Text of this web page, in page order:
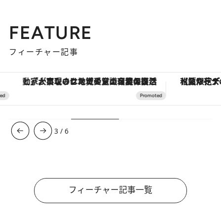
FEATURE
フィーチャー記事
「大事なのは地域の意識を変えること」。ロレックス賞受賞の自然保護活動家が実現させたナイジェリアの自然環境の復活 【夏限定ディナーコース】旬を
3 /6
フィーチャー記事一覧